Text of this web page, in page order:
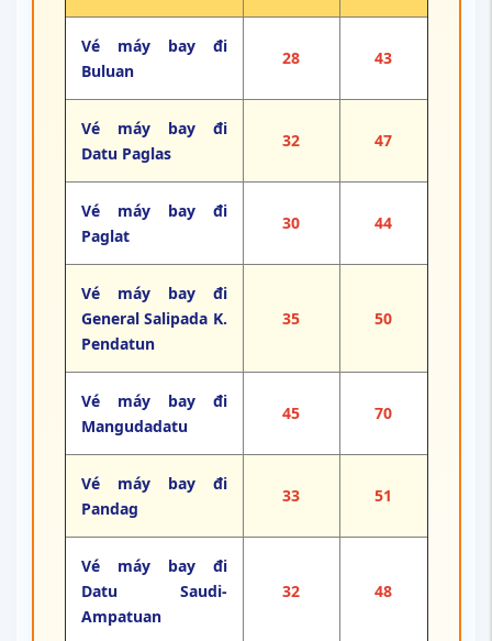
Vé máy bay đi
Buluan
28 43
Vé máy bay đi
Datu Paglas
32 47
Vé máy bay đi
Paglat
30 44
Vé máy bay đi
General Salipada K.
Pendatun
35 50
Vé máy bay đi
Mangudadatu
45 70
Vé máy bay đi
Pandag
33 51
Vé máy bay đi
Datu Saudi-
Ampatuan
32 48